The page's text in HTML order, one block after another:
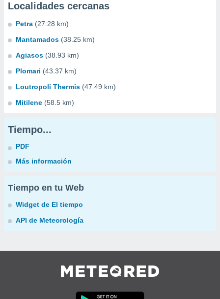
Localidades cercanas
Petra (27.28 km)
Mantamados (38.25 km)
Agiasos (38.93 km)
Plomari (43.37 km)
Loutropoli Thermis (47.49 km)
Mitilene (58.5 km)
Tiempo...
PDF
Más información
Tiempo en tu Web
Widget de El tiempo
API de Meteorología